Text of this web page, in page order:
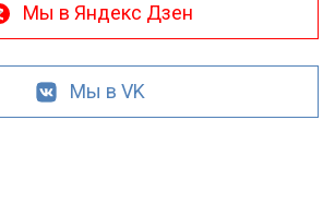
Мы в Яндекс Дзен
Мы в VK